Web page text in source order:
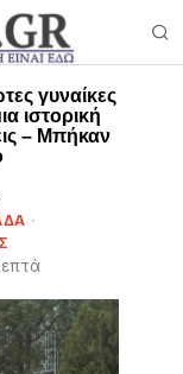
γυναίκες
ιστορική
– Μπήκαν
·